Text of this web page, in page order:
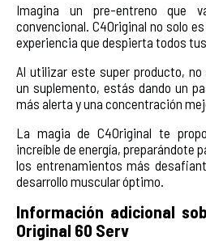
Imagina un pre-entreno que
convencional. C4Original no solo
experiencia que despierta todos
Al utilizar este super producto,
un suplemento, estás dando un
más alerta y una concentración
La magia de C4Original te
increíble de energía, preparándote
los entrenamientos más
desarrollo muscular óptimo.
Información adicional
Original 60 Serv